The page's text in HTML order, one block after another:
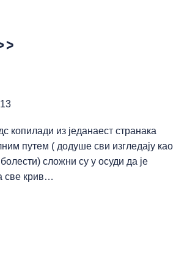
копилади из једанаест странака
путем ( додуше сви изгледају као
сложни су у осуди да је
све крив…